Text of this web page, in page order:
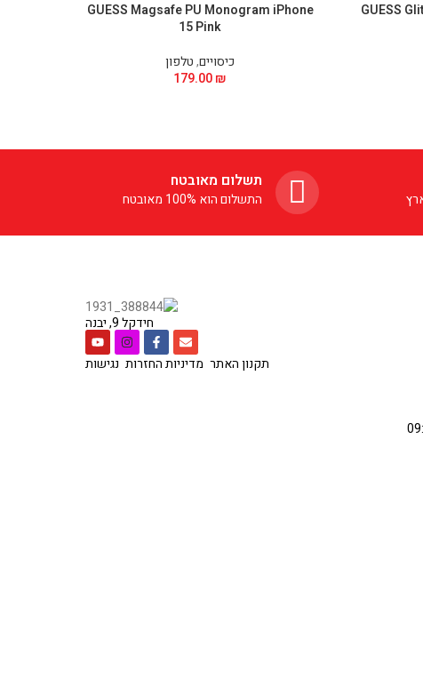
GUESS
GUESS Magsafe PU Monogram iPhone
15 Pink
כיסויים,טלפון
179.00₪
תשלום מאובטח
התשלום הוא 100% מאובטח
חידקל 9, יבנה
תקנון האתר מדיניות החזרות נגישות